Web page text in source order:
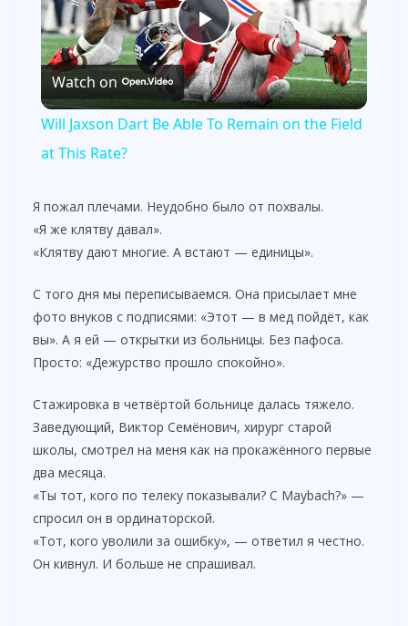
P
l
y
V
i
d
e
Watch on
Will Jaxson Dart Be Able To Remain on the Field
at This Rate?
Я пожал плечами. Неудобно было от похвалы.
«Я же клятву давал».
«Клятву дают многие. А встают — единицы».
С того дня мы переписываемся. Она присылает мне
фото внуков с подписями: «Этот — в мед пойдёт, как
вы». А я ей — открытки из больницы. Без пафоса.
Просто: «Дежурство прошло спокойно».
Стажировка в четвёртой больнице далась тяжело.
Заведующий, Виктор Семёнович, хирург старой
школы, смотрел на меня как на прокажённого первые
два месяца.
«Ты тот, кого по телеку показывали? С Maybach?» —
спросил он в ординаторской.
«Тот, кого уволили за ошибку», — ответил я честно.
Он кивнул. И больше не спрашивал.